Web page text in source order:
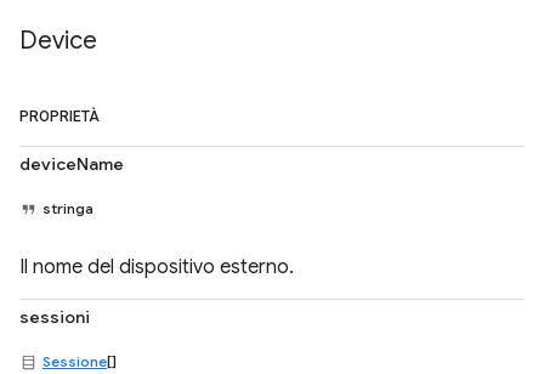
Device
PROPRIETÀ
deviceName
stringa
Il nome del dispositivo esterno.
sessioni
Sessione[]